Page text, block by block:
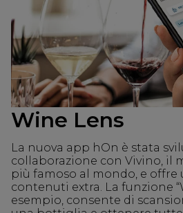
Wine Lens
La nuova app hOn è stata
collaborazione con Vivino, il
più famoso al mondo, e offre
contenuti extra. La funzione
esempio, consente di